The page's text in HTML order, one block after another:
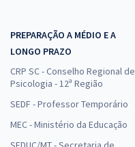
PREPARAÇÃO A MÉDIO E A
LONGO PRAZO
CRP SC - Conselho Regional de
Psicologia - 12ª Região
SEDF - Professor Temporário
MEC - Ministério da Educação